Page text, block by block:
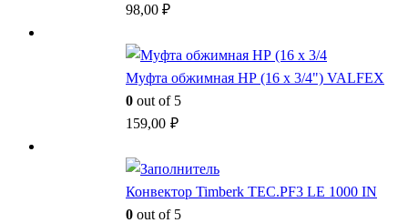
98,00₽
Муфта обжимная НР (16 x 3/4") VALFEX
0 out of 5
159,00 ₽
Конвектор Timberk TEC.PF3 LE 1000 IN
0 out of 5